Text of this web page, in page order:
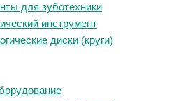
для зуботехники
инструмент
диски (круги)